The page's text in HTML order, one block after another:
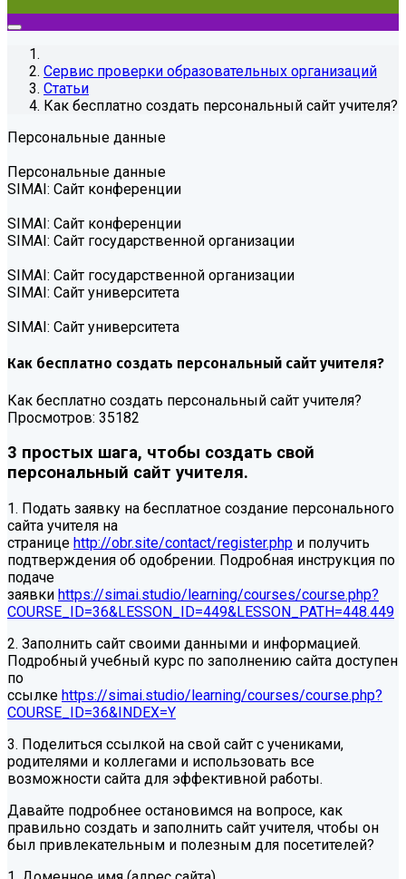
Сервис проверки образовательных организаций
Статьи
Как бесплатно создать персональный сайт учителя?
Персональные данные
Персональные данные
SIMAI: Сайт конференции
SIMAI: Сайт конференции
SIMAI: Сайт государственной организации
SIMAI: Сайт государственной организации
SIMAI: Сайт университета
SIMAI: Сайт университета
Как бесплатно создать персональный сайт учителя?
Как бесплатно создать персональный сайт учителя?
Просмотров: 35182
3 простых шага, чтобы создать свой
персональный сайт учителя.
1. Подать заявку на бесплатное создание персонального
сайта учителя на
странице http://obr.site/contact/register.php и получить
подтверждения об одобрении. Подробная инструкция по
подаче
заявки https://simai.studio/learning/courses/course.php?
COURSE_ID=36&LESSON_ID=449&LESSON_PATH=448.449
2. Заполнить сайт своими данными и информацией.
Подробный учебный курс по заполнению сайта доступен
по
ссылке https://simai.studio/learning/courses/course.php?
COURSE_ID=36&INDEX=Y
3. Поделиться ссылкой на свой сайт с учениками,
родителями и коллегами и использовать все
возможности сайта для эффективной работы.
Давайте подробнее остановимся на вопросе, как
правильно создать и заполнить сайт учителя, чтобы он
был привлекательным и полезным для посетителей?